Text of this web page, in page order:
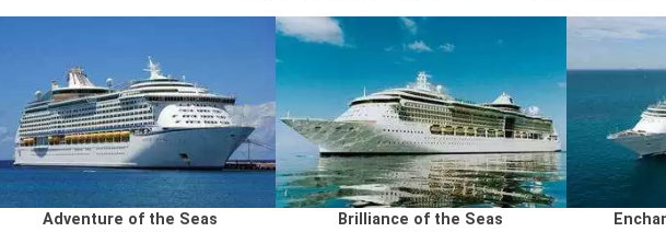
Adventure of the Seas Brilliance of the Seas